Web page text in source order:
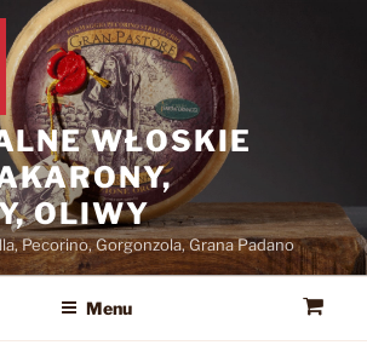
WŁOSKIE
OLIWY
Pecorino, Gorgonzola, Grana Padano
Menu